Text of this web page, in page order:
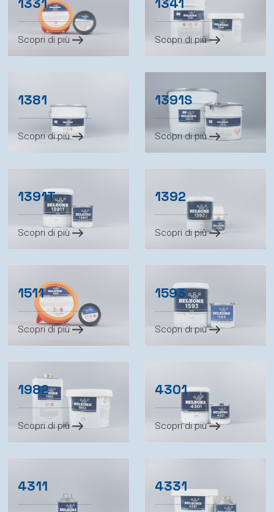
1331
Scopri di più
1341
Scopri di più
1381
Scopri di più
1391S
Scopri di più
1391T
Scopri di più
1392
Scopri di più
1511
Scopri di più
1593
Scopri di più
1982
Scopri di più
4301
Scopri di più
4311 4331